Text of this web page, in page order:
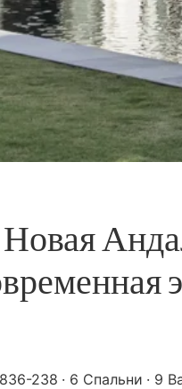
Новая
238 6 Спальни 9